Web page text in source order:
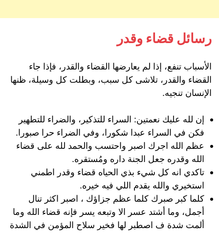
رسائل قضاء وقدر
الأسباب تنفع، إذا لم يعارضها القضاء والقدر، فإذا جاء
القضاء والقدر، تلاشى كل سبب، وبطلت كل وسيلة، ظنها
الإنسان تنجيه.
إن لله عليك نعمتين: السراء للتذكير، والضراء للتطهير
فكن في السراء عبدا شكورا، وفي الضراء حرا صبورا.
عظم الله اجرك اصبر واحتسب والحمد لله على قضاء
الله وقدره جعل الجنة داره ومُستقره.
تاكدي انه كل شيء بذي الحياه قضاء وقدر اطمني
استخيري والله يقدم اللي فيه خيره.
كلما كبر صبرك كلما عظم جزاؤك ، اصبر اكثر تنال
أجمل، وما أشتد عسر الا وتبعه يسر فإنه قضاء الله وما
ألمت شدة ف اصطبر لها فخير سلاح المؤمن في الشدة